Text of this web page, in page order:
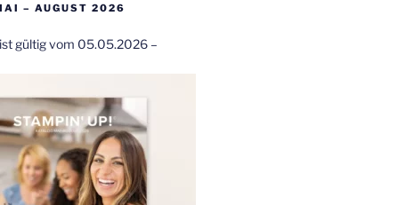
– AUGUST 2026
gültig vom 05.05.2026 –